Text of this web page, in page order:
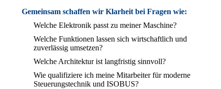
Gemeinsam schaffen wir Klarheit bei Fragen wie:
Welche Elektronik passt zu meiner Maschine?
Welche Funktionen lassen sich wirtschaftlich und
zuverlässig umsetzen?
Welche Architektur ist langfristig sinnvoll?
Wie qualifiziere ich meine Mitarbeiter für moderne
Steuerungstechnik und ISOBUS?